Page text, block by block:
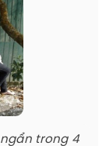
trong 4